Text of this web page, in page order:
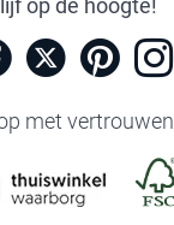
op de hoogte!
met vertrouwen